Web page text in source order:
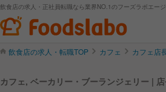
飲食店の求人・正社員転職なら業界NO.1のフーズラボエージ
飲食店の求人・転職TOP カフェ カフェ店
カフェ, ベーカリー・ブーランジェリー |